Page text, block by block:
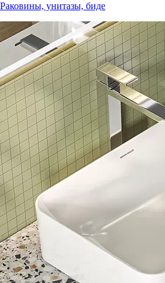
Раковины, унитазы, биде